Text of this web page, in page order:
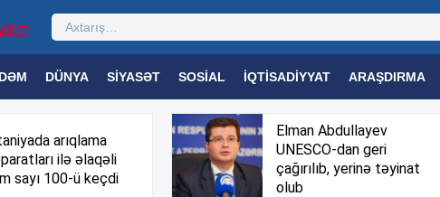
DÜNYA SIYASƏT SOSIAL İQTISADIYYAT ARAŞDIRMA
TƏHSIL SAĞLAMLIQ MARAQLI
arıqlama
ilə əlaqəli
sayı 100-ü keçdi
Elman Abdullayev
UNESCO-dan geri
çağırılıb, yerinə təyinat
olub